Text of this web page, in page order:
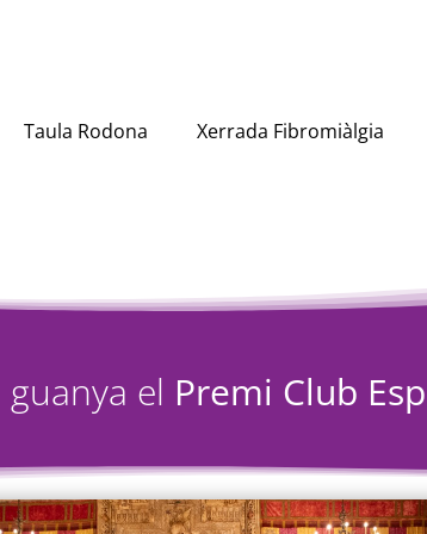
Taula Rodona
Xerrada Fibromiàlgia
guanya el Premi Club